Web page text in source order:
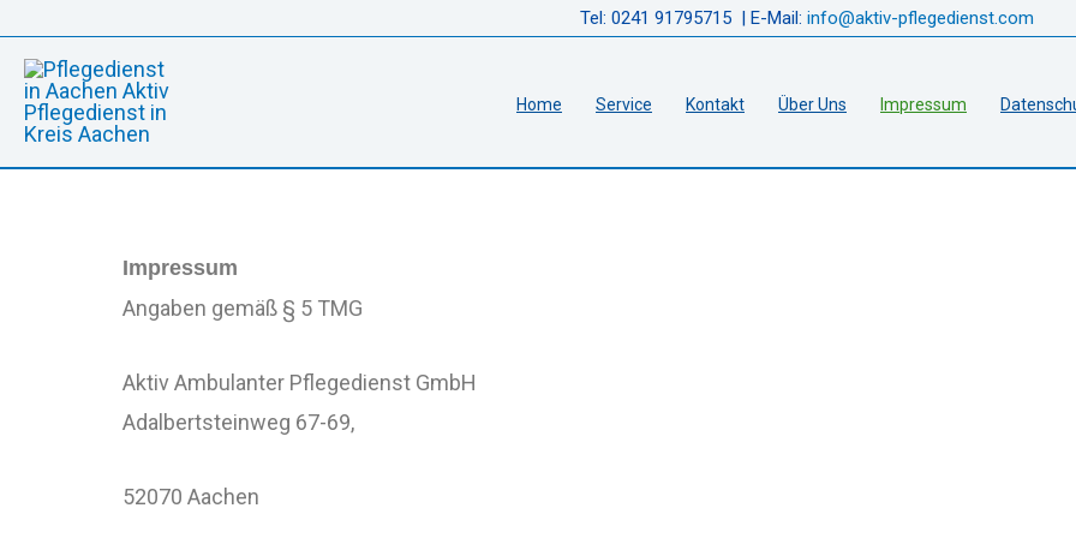
Inhalt
springen
Tel: 0241 91795715 | E-Mail: info@aktiv-pflegedienst.com
Home Service Kontakt Über Uns Impressum
Impressum
Angaben gemäß § 5 TMG
Aktiv Ambulanter Pflegedienst GmbH
Adalbertsteinweg 67-69,
52070 Aachen